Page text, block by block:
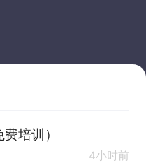
培训）
4小时前